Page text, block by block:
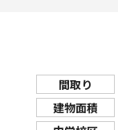
間取り
建物面積